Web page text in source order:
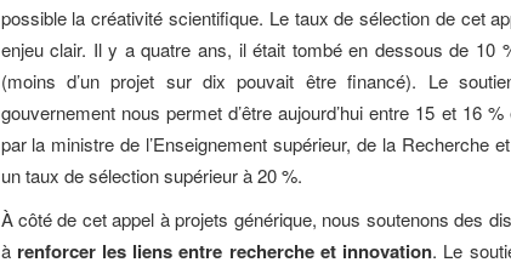
possible la créativité scientifique. Le taux de sélection de cet
enjeu clair. Il y a quatre ans, il était tombé en dessous de 10
(moins d’un projet sur dix pouvait être financé). Le
gouvernement nous permet d’être aujourd’hui entre 15 et 16
par la ministre de l’Enseignement supérieur, de la Recherche
un taux de sélection supérieur à 20 %.
À côté de cet appel à projets générique, nous soutenons des
à renforcer les liens entre recherche et innovation. Le